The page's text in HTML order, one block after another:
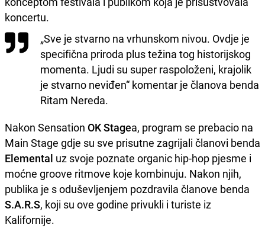
koncertu.
„Sve je stvarno na vrhunskom nivou. Ovdje je
specifična priroda plus težina tog historijskog
momenta. Ljudi su super raspoloženi, krajolik
je stvarno neviđen“ komentar je članova benda
Ritam Nereda.
Nakon Sensation OK Stagea, program se prebacio na
Main Stage gdje su sve prisutne zagrijali članovi benda
Elemental uz svoje poznate organic hip-hop pjesme i
moćne groove ritmove koje kombinuju. Nakon njih,
publika je s oduševljenjem pozdravila članove benda
S.A.R.S, koji su ove godine privukli i turiste iz
Kalifornije.